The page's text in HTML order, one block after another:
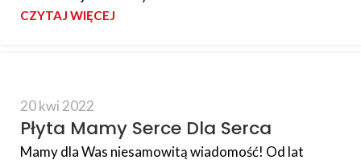
CZYTAJ WIĘCEJ
20 kwi 2022
Płyta Mamy Serce Dla Serca
Mamy dla Was niesamowitą wiadomość! Od lat